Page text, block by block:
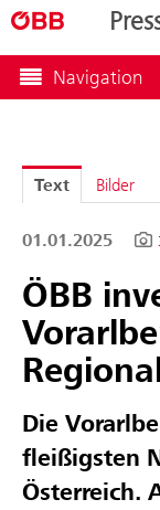
Navigation
Text Bilder
01.01.2025
ÖBB
Die
fleißigsten
Österreich.